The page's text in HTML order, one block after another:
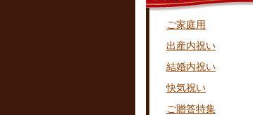
ご家庭用
出産内祝い
結婚内祝い
快気祝い
ご贈答特集